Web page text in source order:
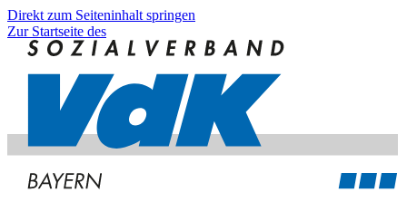
Direkt zum Seiteninhalt springen
Zur Startseite des